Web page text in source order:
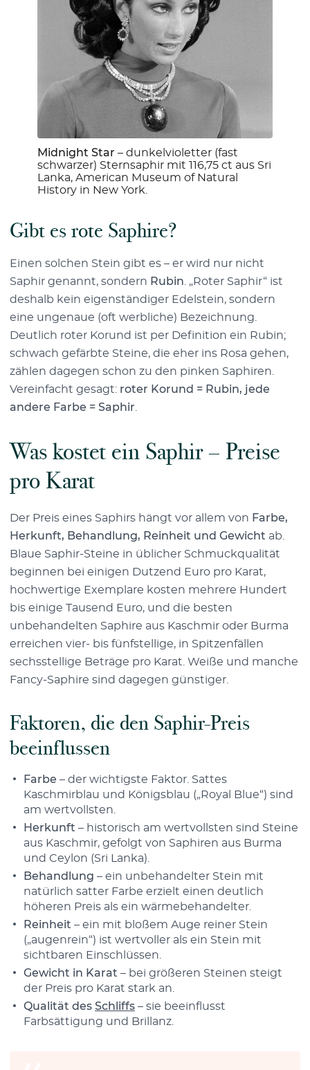
Midnight Star – dunkelvioletter (fast
schwarzer) Sternsaphir mit 116,75 ct aus Sri
Lanka, American Museum of Natural
History in New York.
Gibt es rote Saphire?
Einen solchen Stein gibt es – er wird nur nicht
Saphir genannt, sondern Rubin . „Roter Saphir“ ist
deshalb kein eigenständiger Edelstein, sondern
eine ungenaue (oft werbliche) Bezeichnung.
Deutlich roter Korund ist per Definition ein Rubin;
schwach gefärbte Steine, die eher ins Rosa gehen,
zählen dagegen schon zu den pinken Saphiren.
Vereinfacht gesagt: roter Korund = Rubin, jede
andere Farbe = Saphir
Was kostet ein Saphir – Preise
pro Karat
Der Preis eines Saphirs hängt vor allem von Farbe,
Herkunft, Behandlung, Reinheit und Gewicht ab.
Blaue Saphir-Steine in üblicher Schmuckqualität
beginnen bei einigen Dutzend Euro pro Karat,
hochwertige Exemplare kosten mehrere Hundert
bis einige Tausend Euro, und die besten
unbehandelten Saphire aus Kaschmir oder Burma
erreichen vier- bis fünfstellige, in Spitzenfällen
sechsstellige Beträge pro Karat. Weiße und manche
Fancy-Saphire sind dagegen günstiger.
Faktoren, die den Saphir-Preis
beeinflussen
Farbe – der wichtigste Faktor. Sattes
Kaschmirblau und Königsblau („Royal Blue“) sind
am wertvollsten.
Herkunft – historisch am wertvollsten sind Steine
aus Kaschmir, gefolgt von Saphiren aus Burma
und Ceylon (Sri Lanka).
Behandlung – ein unbehandelter Stein mit
natürlich satter Farbe erzielt einen deutlich
höheren Preis als ein wärmebehandelter.
Reinheit – ein mit bloßem Auge reiner Stein
(„augenrein“) ist wertvoller als ein Stein mit
sichtbaren Einschlüssen.
Gewicht in Karat – bei größeren Steinen steigt
der Preis pro Karat stark an.
Qualität des Schliffs – sie beeinflusst
Farbsättigung und Brillanz.